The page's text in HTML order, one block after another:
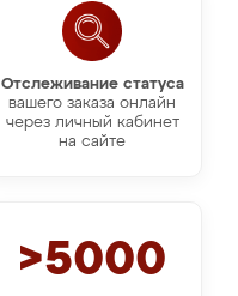
Отслеживание статуса
вашего заказа онлайн
через личный кабинет
на сайте
>5000